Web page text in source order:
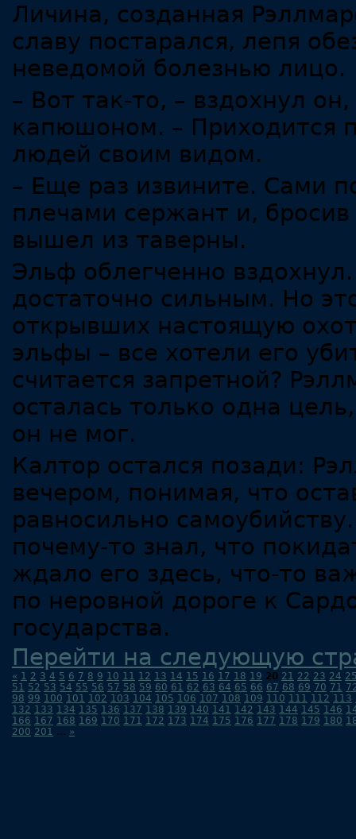
Личина, созданная
славу постарался, лепя
неведомой болезнью лицо.
– Вот так-то, – вздохнул
капюшоном. – Приходится
людей своим видом.
– Еще раз извините. Сами
плечами сержант и,
вышел из таверны.
Эльф облегченно
достаточно сильным. Но
открывших настоящую
эльфы – все хотели его
считается запретной?
осталась только одна
он не мог.
Калтор остался позади:
вечером, понимая, что
равносильно
почему-то знал, что
ждало его здесь, что-то
по неровной дороге к
государства.
Перейти на следующую
« 1 2 3 4 5 6 7 8 9 10 11 12 13 14 15 16 17 18 19 20 21 22 23 24
51 52 53 54 55 56 57 58 59 60 61 62 63 64 65 66 67 68 69 70 71
98 99 100 101 102 103 104 105 106 107 108 109 110 111 112 113
132 133 134 135 136 137 138 139 140 141 142 143 144 145 146
166 167 168 169 170 171 172 173 174 175 176 177 178 179 180
200 201 ... »